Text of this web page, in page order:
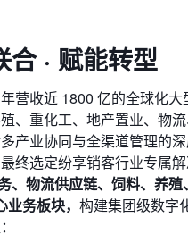
合 · 赋能转型
营收近 1800 亿的全球化大
、重化工、地产置业、物
产业协同与全渠道管理的
终选定纷享销客行业专属解
、物流供应链、饲料、养殖
务板块， 构建集团级数字